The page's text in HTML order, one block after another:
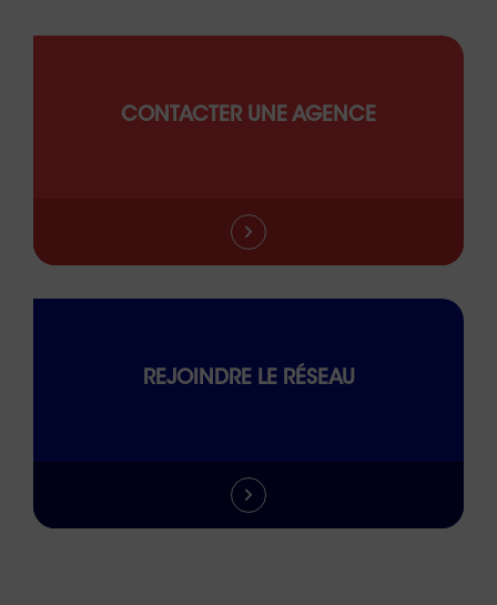
CONTACTER UNE AGENCE
REJOINDRE LE RÉSEAU